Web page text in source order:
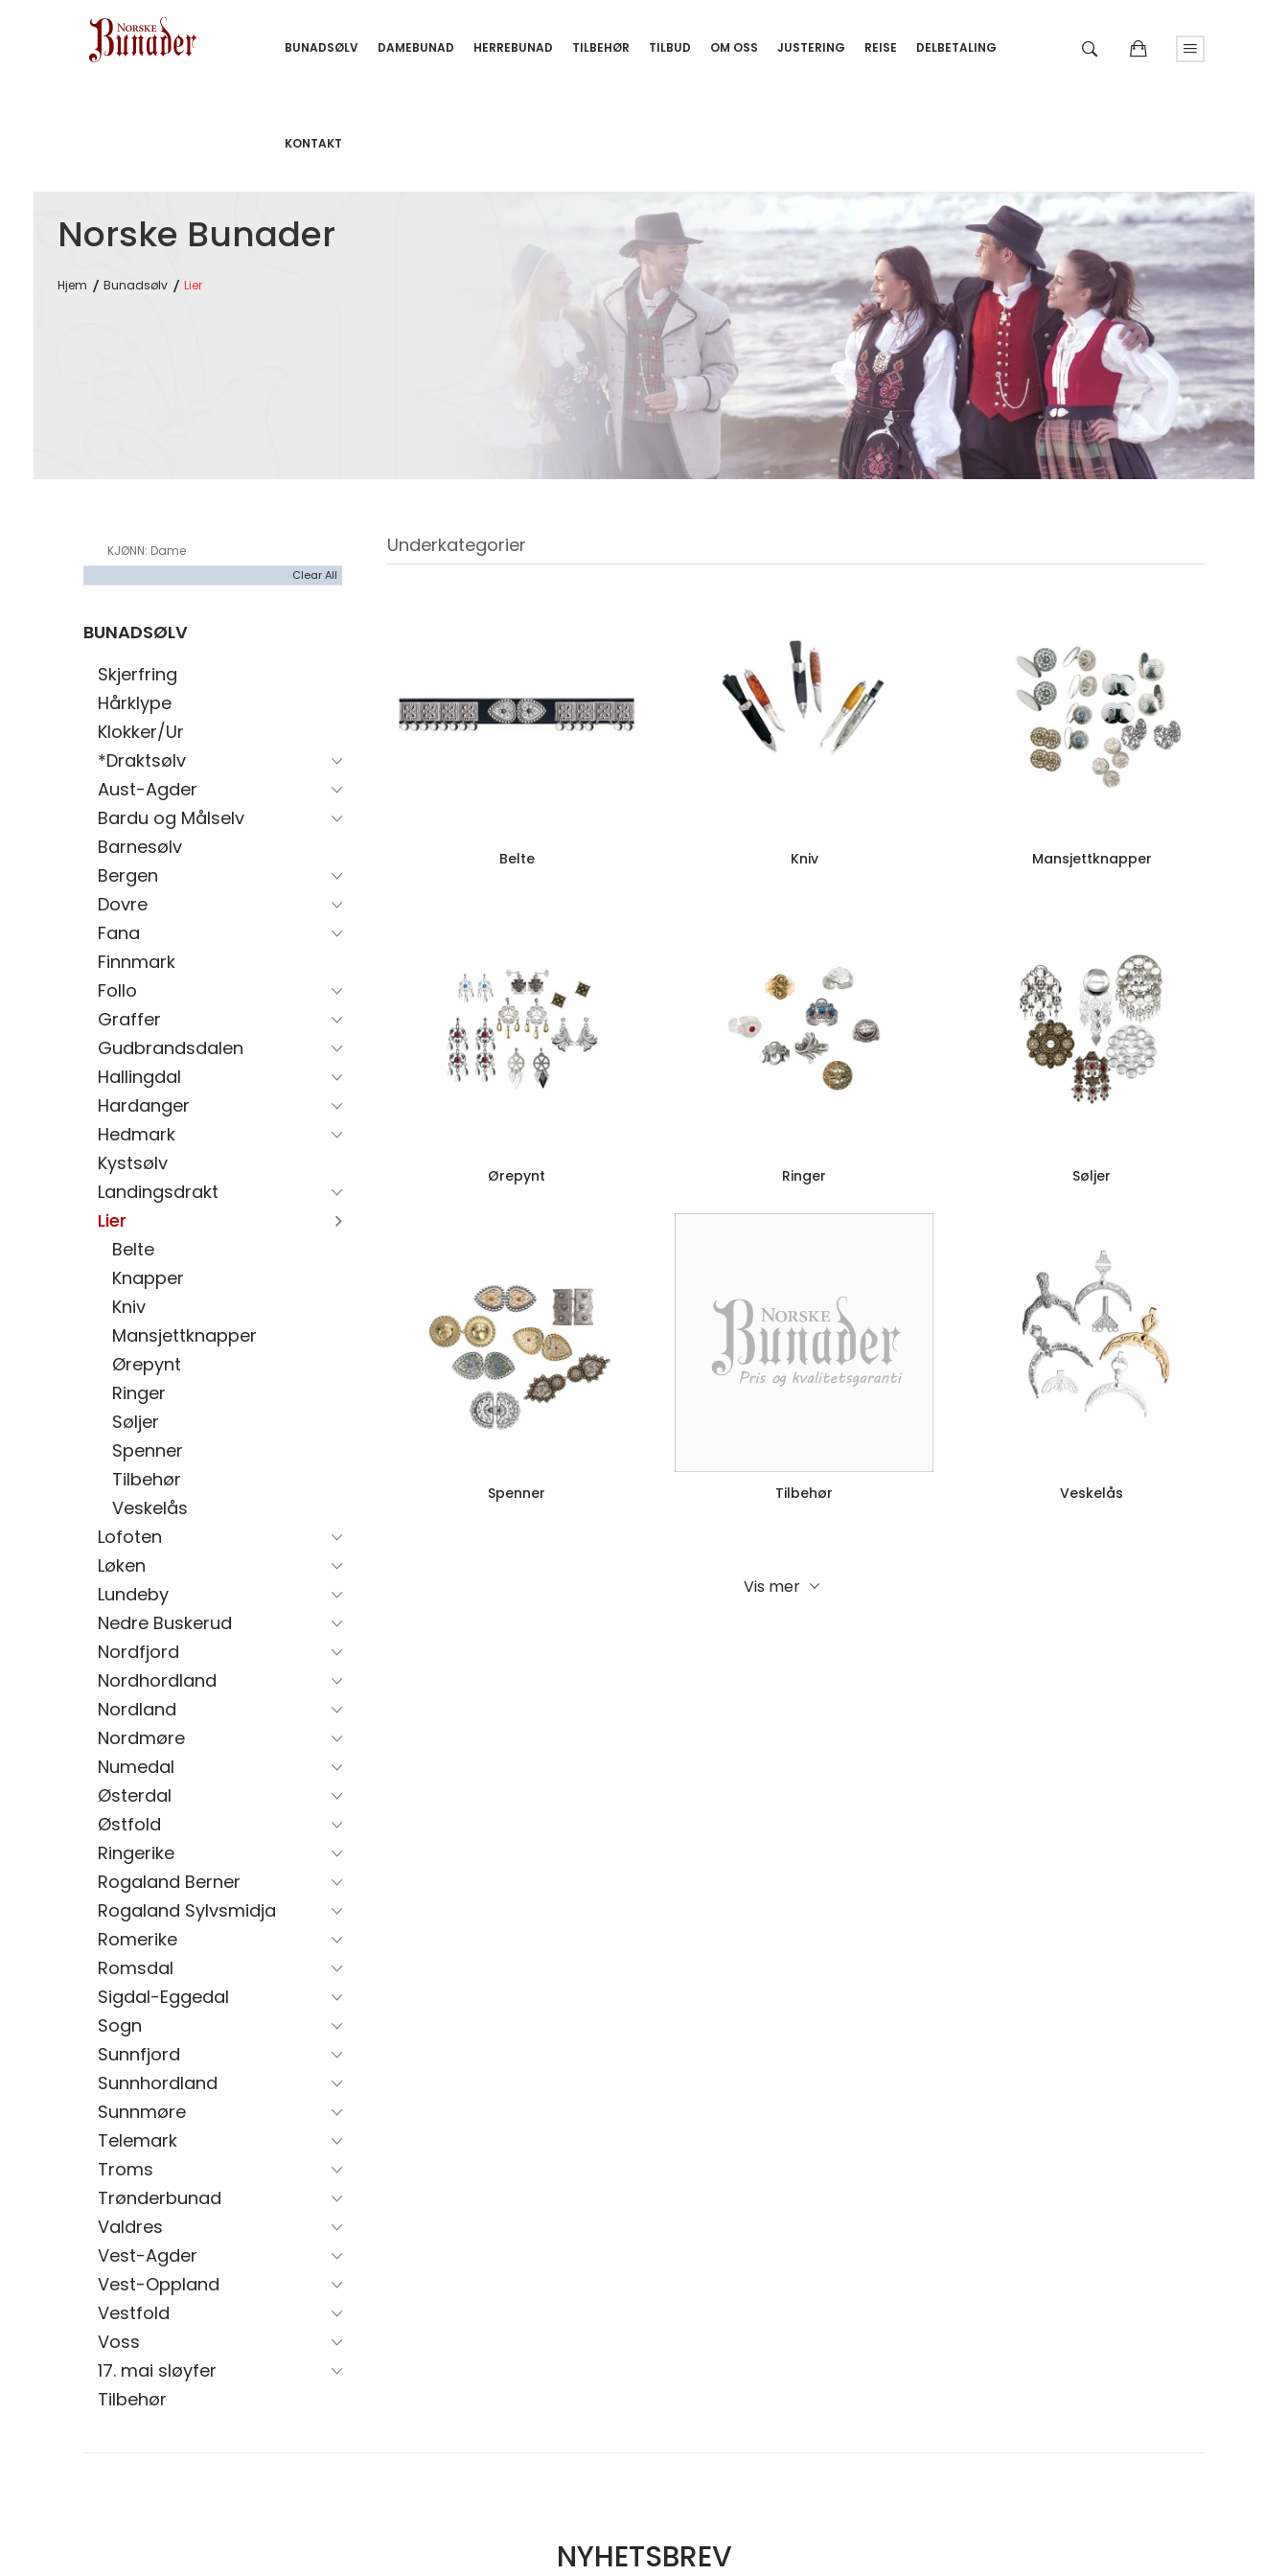
BUNADSØLV DAMEBUNAD HERREBUNAD TILBEHØR TILBUD OM OSS JUSTERING REISE DELBETALING
KONTAKT
Norske Bunader
Hjem Bunadsølv Lier
KJØNN Dame
Clear All
BUNADSØLV
Skjerfring
Hårklype
Klokker/Ur
*Draktsølv
Aust-Agder
Bardu og Målselv
Barnesølv
Bergen
Dovre
Fana
Finnmark
Follo
Graffer
Gudbrandsdalen
Hallingdal
Hardanger
Hedmark
Kystsølv
Landingsdrakt
Lier
Belte
Knapper
Kniv
Mansjettknapper
Ørepynt
Ringer
Søljer
Spenner
Tilbehør
Veskelås
Lofoten
Løken
Lundeby
Nedre Buskerud
Nordfjord
Nordhordland
Nordland
Nordmøre
Numedal
Østerdal
Østfold
Ringerike
Rogaland Berner
Rogaland Sylvsmidja
Romerike
Romsdal
Sigdal-Eggedal
Sogn
Sunnfjord
Sunnhordland
Sunnmøre
Telemark
Troms
Trønderbunad
Valdres
Vest-Agder
Vest-Oppland
Vestfold
Voss
17. mai sløyfer
Tilbehør
Underkategorier
Belte Kniv Mansjettknapper
Ørepynt Ringer Søljer
Spenner Tilbehør Veskelås
Vis mer
NYHETSBREV